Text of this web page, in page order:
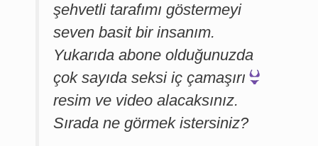
şehvetli tarafımı göstermeyi
seven basit bir insanım.
Yukarıda abone olduğunuzda
çok sayıda seksi iç çamaşırı
resim ve video alacaksınız.
Sırada ne görmek istersiniz?